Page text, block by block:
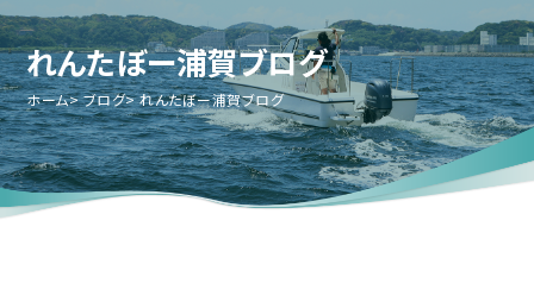
れんたぼー浦賀ブログ
ホーム ブログ れんたぼー浦賀ブログ